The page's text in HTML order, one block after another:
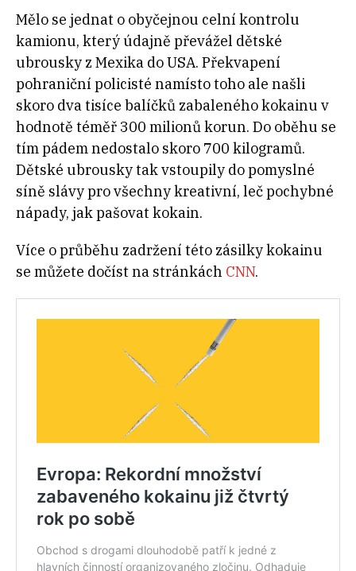
Mělo se jednat o obyčejnou celní kontrolu
kamionu, který údajně převážel dětské
ubrousky z Mexika do USA. Překvapení
pohraniční policisté namísto toho ale našli
skoro dva tisíce balíčků zabaleného kokainu v
hodnotě téměř 300 milionů korun. Do oběhu se
tím pádem nedostalo skoro 700 kilogramů.
Dětské ubrousky tak vstoupily do pomyslné
síně slávy pro všechny kreativní, leč pochybné
nápady, jak pašovat kokain.
Více o průběhu zadržení této zásilky kokainu
se můžete dočíst na stránkách CNN.